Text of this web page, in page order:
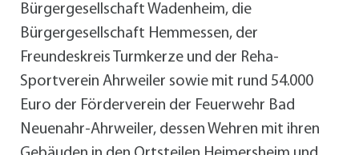
Bürgergesellschaft Wadenheim, die
Bürgergesellschaft Hemmessen, der
Freundeskreis Turmkerze und der Reha-
Sportverein Ahrweiler sowie mit rund 54.000
Euro der Förderverein der Feuerwehr Bad
Neuenahr-Ahrweiler, dessen Wehren mit ihren